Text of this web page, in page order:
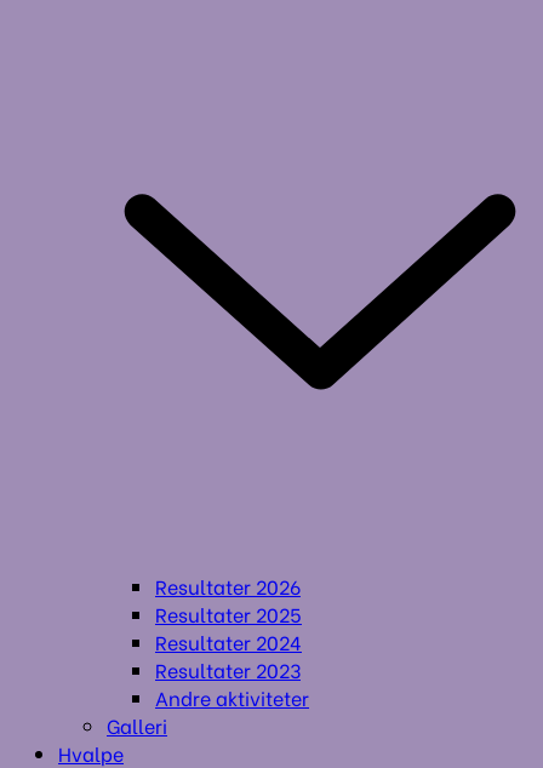
Resultater 2026
Resultater 2025
Resultater 2024
Resultater 2023
Andre aktiviteter
Galleri
Hvalpe